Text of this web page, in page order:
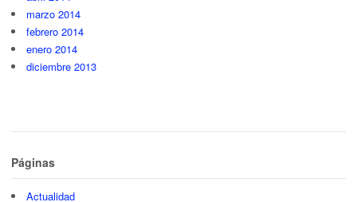
marzo 2014
febrero 2014
enero 2014
diciembre 2013
Páginas
Actualidad